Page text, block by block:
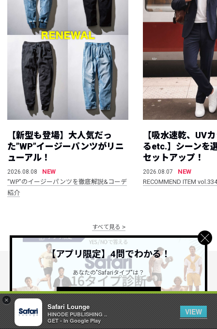
×
Safari Lounge
HINODE PUBLISHING ..
GET - In Google Play
VIEW
【新型も登場】大人気だっ
た”WP”イージーパンツがリニ
ューアル！
2026.08.08
NEW
“WP”のイージーパンツを徹底解説&コーデ
紹介
【吸水速乾、UV
るetc.】シーンを
セットアップ！
2026.08.07
NEW
RECOMMEND ITEM vol.334
すべて見る
公式SNSアカウント
【アプリ限定】4問でわかる！
あなたの"Safariタイプ"は？
詳しくはこちら ＞